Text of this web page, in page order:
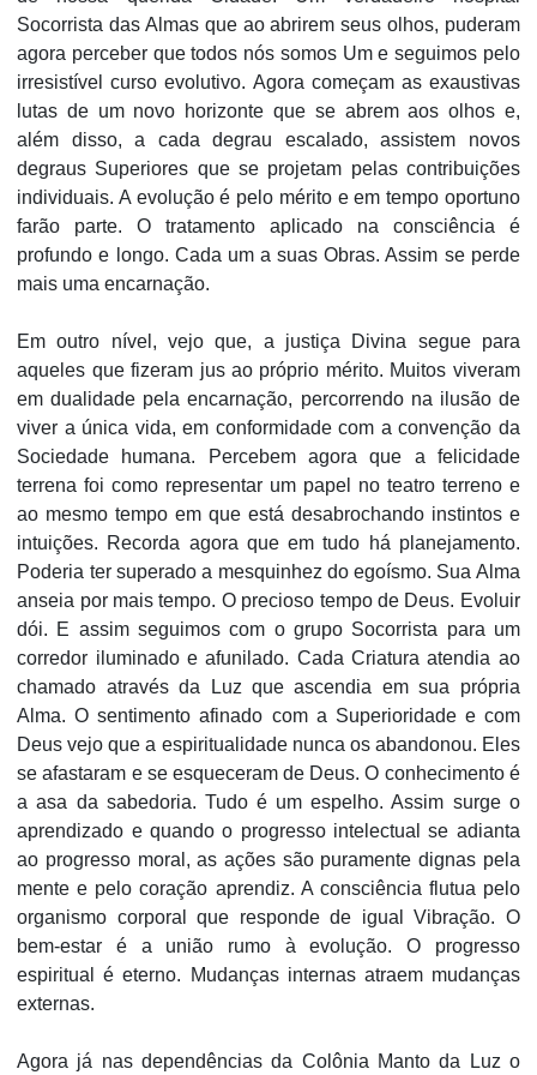
Socorrista das Almas que ao abrirem seus olhos, puderam
agora perceber que todos nós somos Um e seguimos pelo
irresistível curso evolutivo. Agora começam as exaustivas
lutas de um novo horizonte que se abrem aos olhos e,
além disso, a cada degrau escalado, assistem novos
degraus Superiores que se projetam pelas contribuições
individuais. A evolução é pelo mérito e em tempo oportuno
farão parte. O tratamento aplicado na consciência é
profundo e longo. Cada um a suas Obras. Assim se perde
mais uma encarnação.
Em outro nível, vejo que, a justiça Divina segue para
aqueles que fizeram jus ao próprio mérito. Muitos viveram
em dualidade pela encarnação, percorrendo na ilusão de
viver a única vida, em conformidade com a convenção da
Sociedade humana. Percebem agora que a felicidade
terrena foi como representar um papel no teatro terreno e
ao mesmo tempo em que está desabrochando instintos e
intuições. Recorda agora que em tudo há planejamento.
Poderia ter superado a mesquinhez do egoísmo. Sua Alma
anseia por mais tempo. O precioso tempo de Deus. Evoluir
dói. E assim seguimos com o grupo Socorrista para um
corredor iluminado e afunilado. Cada Criatura atendia ao
chamado através da Luz que ascendia em sua própria
Alma. O sentimento afinado com a Superioridade e com
Deus vejo que a espiritualidade nunca os abandonou. Eles
se afastaram e se esqueceram de Deus. O conhecimento é
a asa da sabedoria. Tudo é um espelho. Assim surge o
aprendizado e quando o progresso intelectual se adianta
ao progresso moral, as ações são puramente dignas pela
mente e pelo coração aprendiz. A consciência flutua pelo
organismo corporal que responde de igual Vibração. O
bem-estar é a união rumo à evolução. O progresso
espiritual é eterno. Mudanças internas atraem mudanças
externas.
Agora já nas dependências da Colônia Manto da Luz o